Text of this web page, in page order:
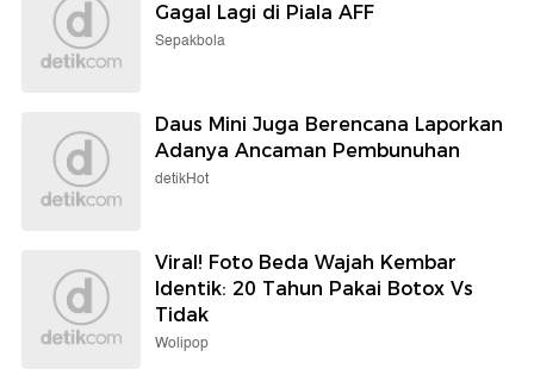
Gagal Lagi di Piala AFF
Sepakbola
Daus Mini Juga Berencana Laporkan
Adanya Ancaman Pembunuhan
detikHot
Viral! Foto Beda Wajah Kembar
Identik: 20 Tahun Pakai Botox Vs
Tidak
Wolipop